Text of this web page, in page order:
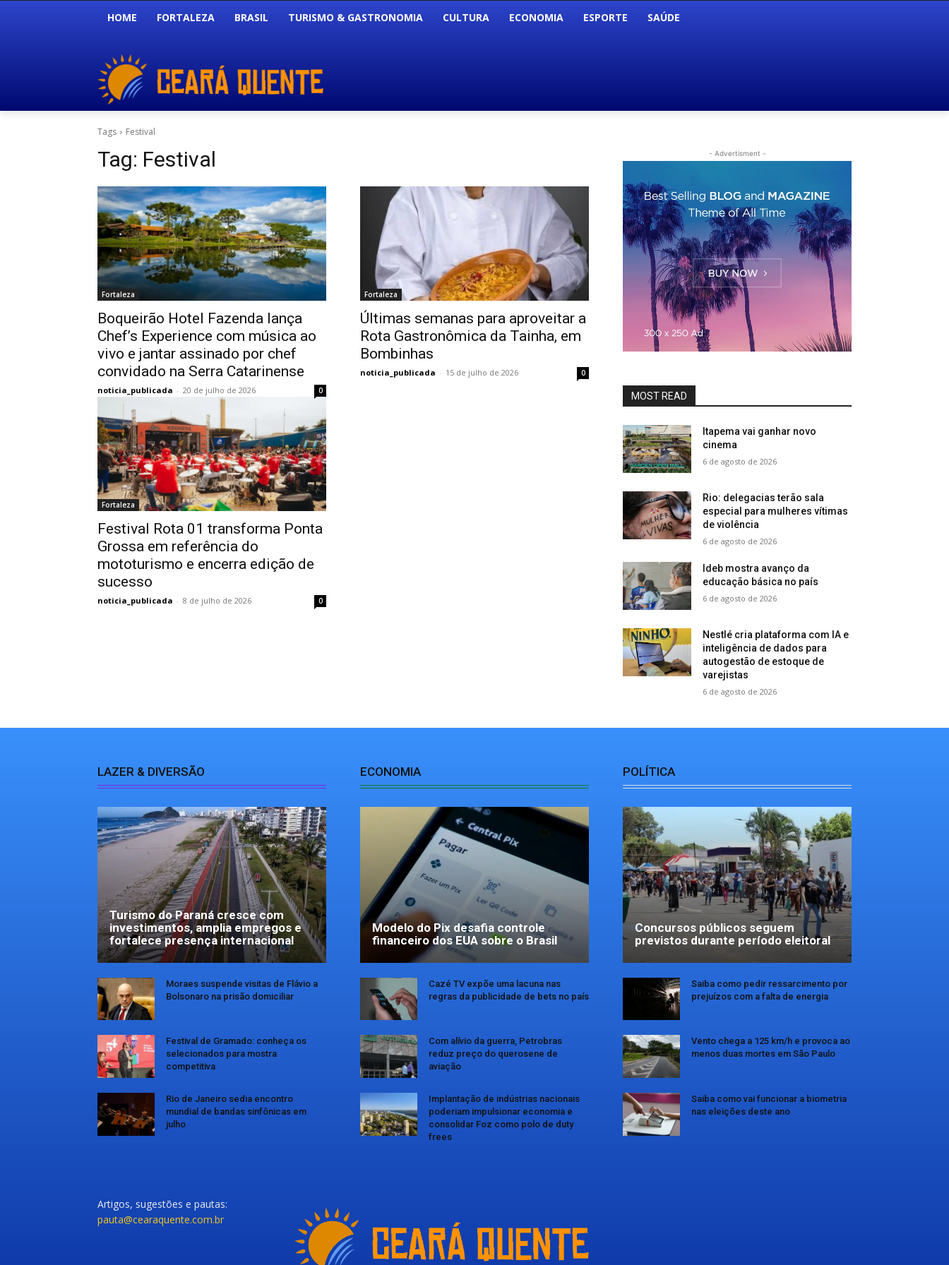
HOME FORTALEZA BRASIL TURISMO & GASTRONOMIA CULTURA ECONOMIA ESPORTE SAÚDE
Tags Festival
Tag: Festival
Fortaleza
Boqueirão Hotel Fazenda lança
Chef’s Experience com música ao
vivo e jantar assinado por chef
convidado na Serra Catarinense
noticia_publicada - 20 de julho de 2026 0
Fortaleza
Últimas semanas para aproveitar a
Rota Gastronômica da Tainha, em
Bombinhas
noticia_publicada - 15 de julho de 2026 0
Fortaleza
Festival Rota 01 transforma Ponta
Grossa em referência do
mototurismo e encerra edição de
sucesso
noticia_publicada - 8 de julho de 2026 0
- Advertisment -
MOST READ
Itapema vai ganhar novo
cinema
6 de agosto de 2026
Rio: delegacias terão sala
especial para mulheres vítimas
de violência
6 de agosto de 2026
Ideb mostra avanço da
educação básica no país
6 de agosto de 2026
Nestlé cria plataforma com IA e
inteligência de dados para
autogestão de estoque de
varejistas
6 de agosto de 2026
LAZER & DIVERSÃO
Turismo do Paraná cresce com
investimentos, amplia empregos e
fortalece presença internacional
Moraes suspende visitas de Flávio a
Bolsonaro na prisão domiciliar
Festival de Gramado: conheça os
selecionados para mostra
competitiva
Rio de Janeiro sedia encontro
mundial de bandas sinfônicas em
julho
ECONOMIA
Modelo do Pix desafia controle
financeiro dos EUA sobre o Brasil
Cazé TV expõe uma lacuna nas
regras da publicidade de bets no país
Com alívio da guerra, Petrobras
reduz preço do querosene de
aviação
Implantação de indústrias nacionais
poderiam impulsionar economia e
consolidar Foz como polo de duty
frees
POLÍTICA
Concursos públicos seguem
previstos durante período eleitoral
Saiba como pedir ressarcimento por
prejuízos com a falta de energia
Vento chega a 125 km/h e provoca ao
menos duas mortes em São Paulo
Saiba como vai funcionar a biometria
nas eleições deste ano
Artigos, sugestões e pautas:
pauta@cearaquente.com.br